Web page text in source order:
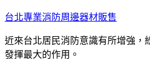
跳
主
要
台北專業消防周邊器材販售
近來台北居民消防意識有所增強，
發揮最大的作用。